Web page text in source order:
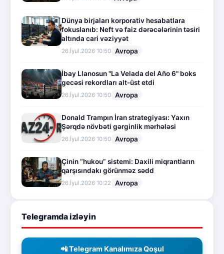
Dünya birjaları korporativ hesabatlara
fokuslanıb: Neft və faiz dərəcələrinin təsiri
altında cari vəziyyət
26.İyul.2026 10:50 Avropa
İbay Llanosun "La Velada del Año 6" boks
gecəsi rekordları alt-üst etdi
26.İyul.2026 10:50 Avropa
Donald Trampın İran strategiyası: Yaxın
Şərqdə növbəti gərginlik mərhələsi
26.İyul.2026 10:50 Avropa
Çinin “hukou” sistemi: Daxili miqrantların
qarşısındakı görünməz sədd
26.İyul.2026 10:22 Avropa
Telegramda izləyin
📲 Telegram Kanalımıza Qoşul